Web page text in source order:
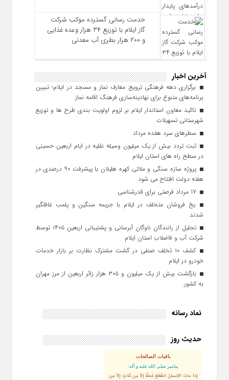
خدمت رسانی گسترده موکب شرکت
گاز ایلام با توزیع ۳۴ هزار وعده غذایی
و ۲۰۰ هزار بطری آب معدنی
آخرین اخبار
برگزاری دهه فرهنگی ترویج معارف نماز و مسجد در ایلام؛ تبیین
برنامه‌های متنوع برای نهادینه‌سازی فرهنگ اقامه نماز
تاکید معاون استاندار ایلام بر لزوم اولویت‌ بندی طرح‌ ها و توزیع
شهرستانی تسهیلات
سطرهای سرد هفده مرداد
ثبت تردد بیش از یک میلیون وسیله نقلیه در ایام اربعین حسینی
در سطح راه‌ های استان ایلام
پروژه سازه سنگی و ملاتی کهره هلیلان با پیشرفت ۹۰ درصدی در
هفته دولت افتتاح می شود
یخ‌ فروشان متخلف در ایلام با جریمه سنگین و پلمب غافلگیر
شدند
تجلیل از رانندگان ناوگان آبرسانی و پشتیبانی اربعین ۱۴۰۵ توسط
شرکت آب و فاضلاب استان ایلام
کشف ۱۰ تخلف صنفی در گشت مشترک نظارت بر بازار خدمات
خودرو در ایلام
بازگشت بیش از یک میلیون و ۳۰۵ هزار زائر اربعین از مرز مهران
به کشور
نماد رسانه
حدیث روز
باقیات الصالحات
پيامبر صلى‏ الله‏ عليه ‏و‏ آله:
إذا ماتَ الإنسانُ انقَطَعَ عَمَلُهُ إلاّ مِن ثَلاثٍ: إلاّ مِن